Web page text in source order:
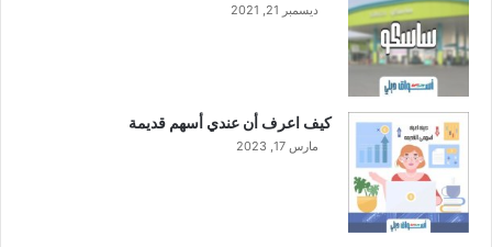
خ
ص
ل
ديسمبر 21, 2021
كيف اعرف أن عندي أسهم قديمة
مارس 17, 2023